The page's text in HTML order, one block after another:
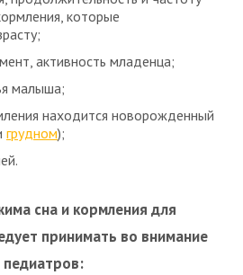
которые
активность младенца;
малыша;
находится новорожденный
грудном);
сна и кормления для
принимать во внимание
педиатров: